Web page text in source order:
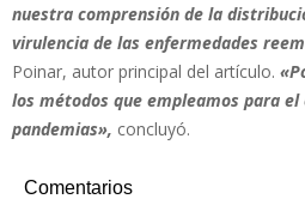
nuestra comprensión de la
virulencia de las enfermedades
Poinar, autor principal del artículo.
los métodos que empleamos para
pandemias», concluyó.
Comentarios